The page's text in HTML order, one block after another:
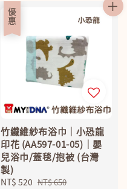
優惠
竹纖維紗布浴巾｜小恐龍
印花 (AA597-01-05)｜嬰
兒浴巾/蓋毯/抱被 (台灣
製)
Sale
NT$ 520 Regular
NT$ 650